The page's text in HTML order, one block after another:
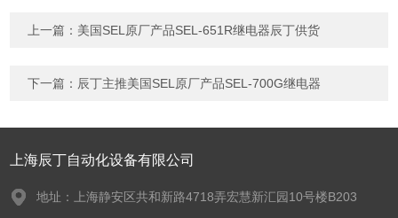
上一篇： 美国SEL原厂产品SEL-651R继电器辰丁供货
下一篇： 辰丁主推美国SEL原厂产品SEL-700G继电器
上海辰丁自动化设备有限公司
地址：上海静安区共和新路4718弄宏慧新汇园10号楼B203